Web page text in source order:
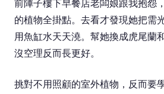
前陣子樓下早餐店老闆娘跟我抱怨
的植物全掛點。去看才發現她把需
用魚缸水天天澆。幫她換成虎尾蘭
沒空理反而長更好。
挑對不用照顧的室外植物，反而要